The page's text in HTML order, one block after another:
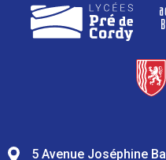
5 Avenue Joséphine